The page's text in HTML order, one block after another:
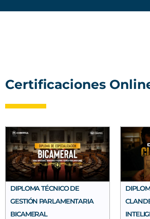
Certificaciones
DIPLOMA TÉCNICO DE
GESTIÓN PARLAMENTARIA
BICAMERAL